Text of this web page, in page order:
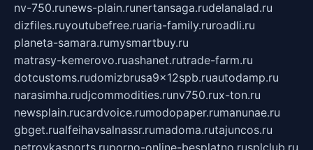
nv-750.runews-plain.runertansaga.rudelanalad.ru
dizfiles.ruyoutubefree.ruaria-family.ruroadli.ru
planeta-samara.rumysmartbuy.ru
matrasy-kemerovo.ruashanet.rutrade-farm.ru
dotcustoms.rudomizbrusa9x12spb.ruautodamp.ru
narasimha.rudjcommodities.runv750.rux-ton.ru
newsplain.rucardvoice.rumodopaper.rumanunae.ru
gbget.rualfeihavsalnassr.rumadoma.rutajuncos.ru
petrovkasports.ruporno-online-besplatno.rusplclub.ru